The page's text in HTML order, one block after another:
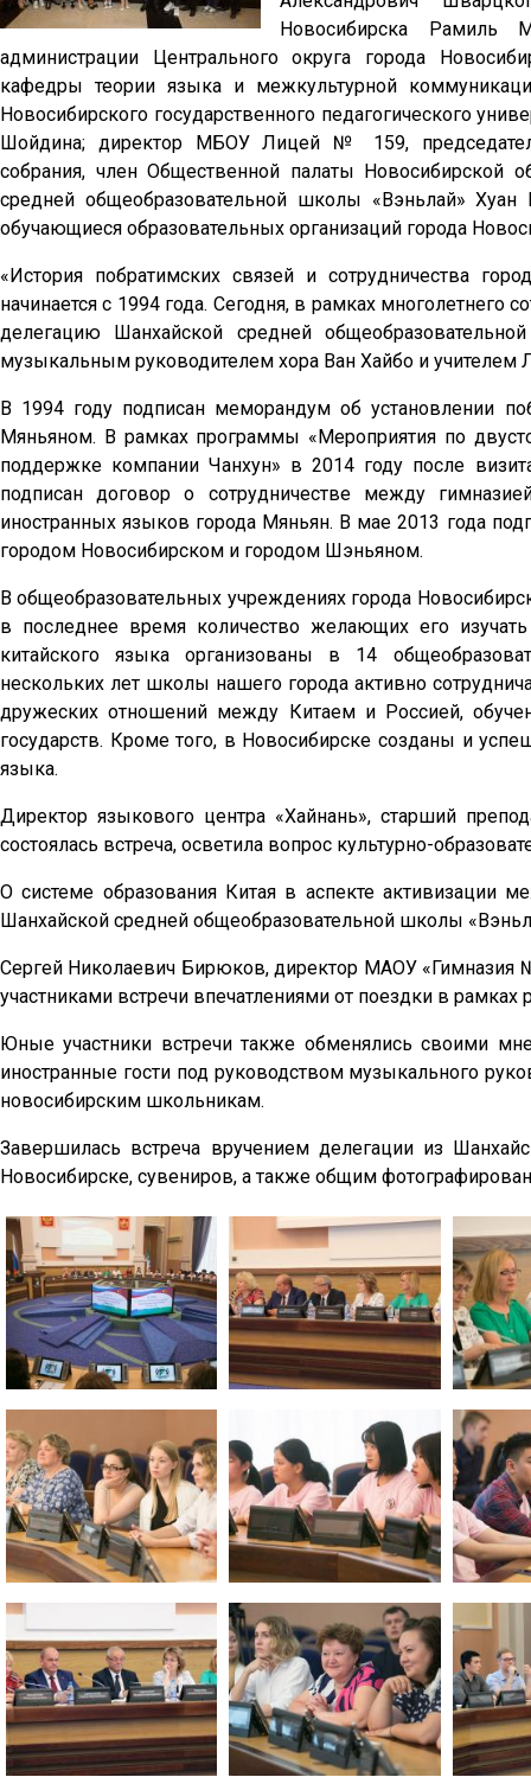
Новосибирска Рамиль
администрации Центрального округа города
кафедры теории языка и межкультурной
Новосибирского государственного педагогического
Шойдина; директор МБОУ Лицей № 159, председатель
собрания, член Общественной палаты Новосибирской
средней общеобразовательной школы «Вэньлай»
обучающиеся образовательных организаций города
«История побратимских связей и сотрудничества
начинается с 1994 года. Сегодня, в рамках
делегацию Шанхайской средней
музыкальным руководителем хора Ван Хайбо и
В 1994 году подписан меморандум об установлении
Мяньяном. В рамках программы «Мероприятия по
поддержке компании Чанхун» в 2014 году после
подписан договор о сотрудничестве между
иностранных языков города Мяньян. В мае 2013 года
городом Новосибирском и городом Шэньяном.
В общеобразовательных учреждениях города
в последнее время количество желающих его
китайского языка организованы в 14
нескольких лет школы нашего города активно
дружеских отношений между Китаем и Россией,
государств. Кроме того, в Новосибирске созданы и
языка.
Директор языкового центра «Хайнань», старший
состоялась встреча, осветила вопрос культурно-
О системе образования Китая в аспекте активизации
Шанхайской средней общеобразовательной школы
Сергей Николаевич Бирюков, директор МАОУ «Гимназия
участниками встречи впечатлениями от поездки в рамках
Юные участники встречи также обменялись своими
иностранные гости под руководством музыкального
новосибирским школьникам.
Завершилась встреча вручением делегации из
Новосибирске, сувениров, а также общим